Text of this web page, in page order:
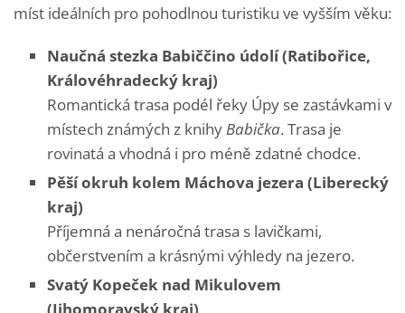
míst ideálních pro pohodlnou turistiku ve vyšším věku:
Naučná stezka Babiččino údolí (Ratibořice,
Královéhradecký kraj)
Romantická trasa podél řeky Úpy se zastávkami v
místech známých z knihyBabička. Trasa je
rovinatá a vhodná i pro méně zdatné chodce.
Pěší okruh kolem Máchova jezera (Liberecký
kraj)
Příjemná a nenáročná trasa s lavičkami,
občerstvením a krásnými výhledy na jezero.
Svatý Kopeček nad Mikulovem
(Jihomoravský kraj)